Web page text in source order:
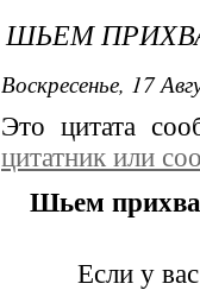
ШЬЕМ
Воскресенье, 17
Это цитата
цитатник или
Шьем
Если у